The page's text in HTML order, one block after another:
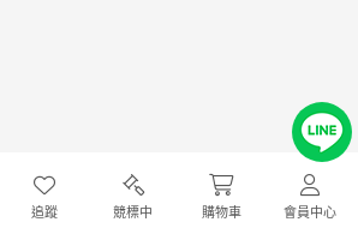
追蹤 競標中 購物車 會員中心